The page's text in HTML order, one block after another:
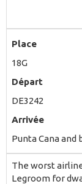
Place
18G
Départ
DE3242
Arrivée
Punta Cana and
The worst
Legroom for